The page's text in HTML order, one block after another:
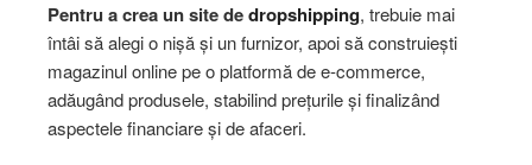
Pentru a crea un site dedropshipping, trebuie mai
întâi să alegi o nișă și un furnizor, apoi să construiești
magazinul online pe o platformă de e-commerce,
adăugând produsele, stabilind prețurile și finalizând
aspectele financiare și de afaceri.